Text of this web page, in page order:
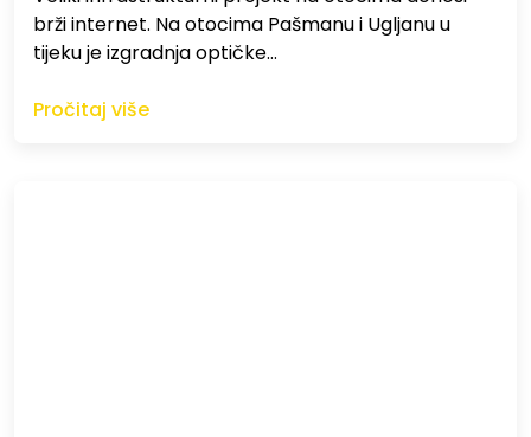
brži internet. Na otocima Pašmanu i Ugljanu u
tijeku je izgradnja optičke…
Pročitaj više